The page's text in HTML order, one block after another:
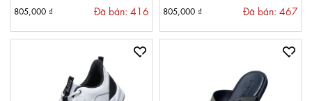
805,000 ₫ Đã bán: 416 805,000 ₫ Đã bán: 467